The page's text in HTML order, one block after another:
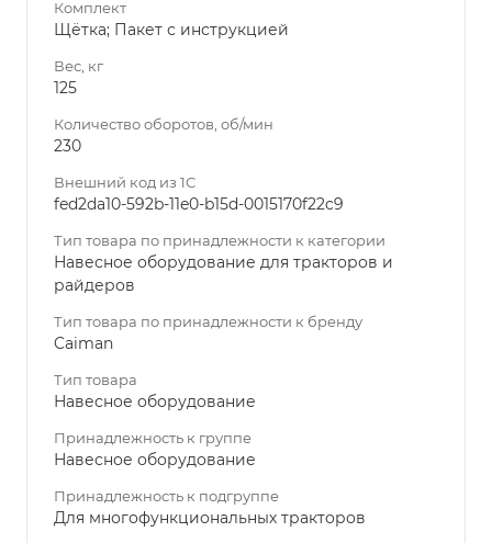
Комплект
Щётка; Пакет с инструкцией
Вес, кг
125
Количество оборотов, об/мин
230
Внешний код из 1С
fed2da10-592b-11e0-b15d-0015170f22c9
Тип товара по принадлежности к категории
Навесное оборудование для тракторов и
райдеров
Тип товара по принадлежности к бренду
Caiman
Тип товара
Навесное оборудование
Принадлежность к группе
Навесное оборудование
Принадлежность к подгруппе
Для многофункциональных тракторов